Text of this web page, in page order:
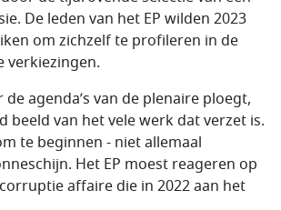
De leden van het EP wilden 2023
om zichzelf te profileren in de
verkiezingen.
agenda’s van de plenaire ploegt,
beeld van het vele werk dat verzet is.
te beginnen - niet allemaal
Het EP moest reageren op
affaire die in 2022 aan het